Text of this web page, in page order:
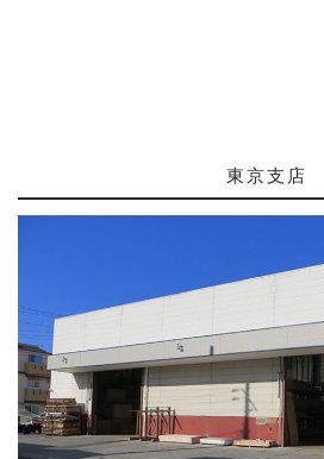
東京支店